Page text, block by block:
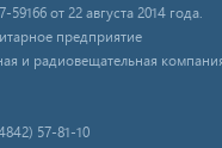
от 22 августа 2014 года.
предприятие
и радиовещательная
57-81-10